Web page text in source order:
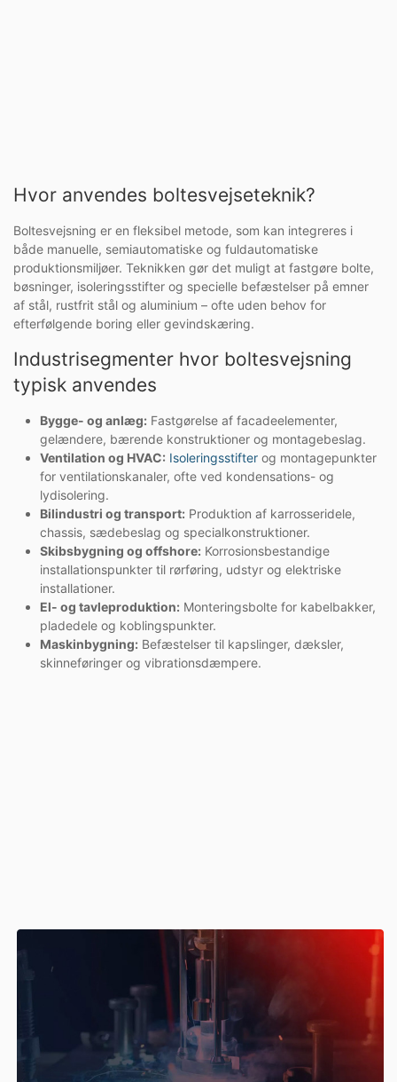
Hvor anvendes boltesvejseteknik?
Boltesvejsning er en fleksibel metode, som kan integreres i
både manuelle, semiautomatiske og fuldautomatiske
produktionsmiljøer. Teknikken gør det muligt at fastgøre bolte,
bøsninger, isoleringsstifter og specielle befæstelser på emner
af stål, rustfrit stål og aluminium – ofte uden behov for
efterfølgende boring eller gevindskæring.
Industrisegmenter hvor boltesvejsning
typisk anvendes
Bygge- og anlæg: Fastgørelse af facadeelementer,
gelændere, bærende konstruktioner og montagebeslag.
Ventilation og HVAC: Isoleringsstifter og montagepunkter
for ventilationskanaler, ofte ved kondensations- og
lydisolering.
Bilindustri og transport: Produktion af karrosseridele,
chassis, sædebeslag og specialkonstruktioner.
Skibsbygning og offshore: Korrosionsbestandige
installationspunkter til rørføring, udstyr og elektriske
installationer.
El- og tavleproduktion: Monteringsbolte for kabelbakker,
pladedele og koblingspunkter.
Maskinbygning: Befæstelser til kapslinger, dæksler,
skinneføringer og vibrationsdæmpere.